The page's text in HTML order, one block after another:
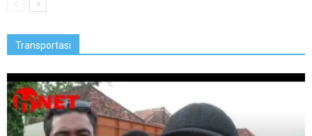
Transportasi